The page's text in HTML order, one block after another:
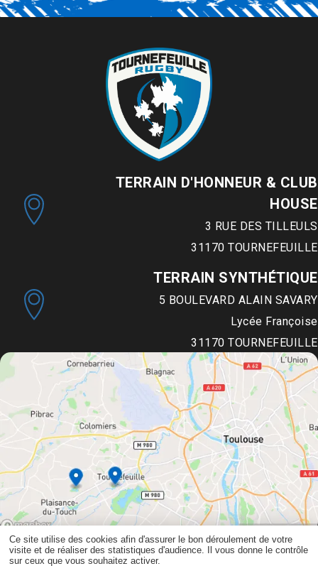
TERRAIN D'HONNEUR & CLUB
HOUSE
3 RUE DES TILLEULS
31170TOURNEFEUILLE
TERRAIN SYNTHÉTIQUE
5 BOULEVARD ALAIN SAVARY
Lycée Françoise
31170TOURNEFEUILLE
©Copyright 2024-CAPTUSITE
Ce site utilise des cookies afin d'assurer le bon déroulement de votre
visite et de réaliser des statistiques d'audience. Il vous donne le contrôle
sur ceux que vous souhaitez activer.